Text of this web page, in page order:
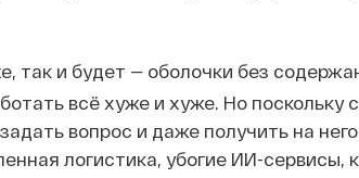
так и будет — оболочки без
всё хуже и хуже. Но
вопрос и даже получить на
логистика, убогие ИИ-